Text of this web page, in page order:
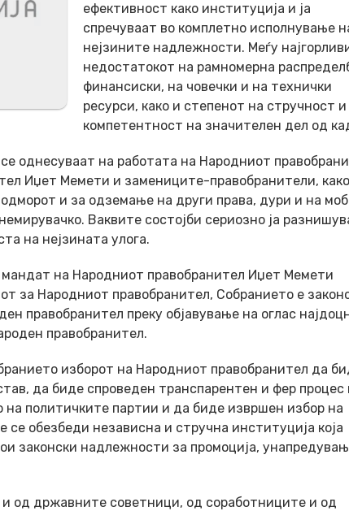
ефективност како институција и ја
спречуваат во комплетно исполнување
нејзините надлежности. Меѓу
недостатокот на рамномерна
финансиски, на човечки и на технички
ресурси, како и степенот на стручност и
компетентност на значителен дел од
однесуваат на работата на Народниот
Иџет Мемети и замениците-правобранители,
и за одземање на други права, дури и на
Ваквите состојби сериозно ја
на нејзината улога.
на Народниот правобранител Иџет Мемети
за Народниот правобранител, Собранието е
правобранител преку објавување на оглас
правобранител.
изборот на Народниот правобранител да
да биде спроведен транспарентен и фер процес
на политичките партии и да биде извршен избор на
обезбеди независна и стручна институција која
законски надлежности за промоција,
од државните советници, од соработниците и од